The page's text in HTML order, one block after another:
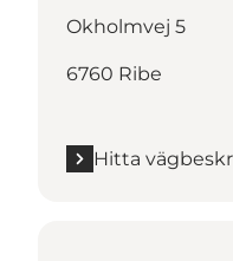
Okholmvej 5
6760 Ribe
Hitta